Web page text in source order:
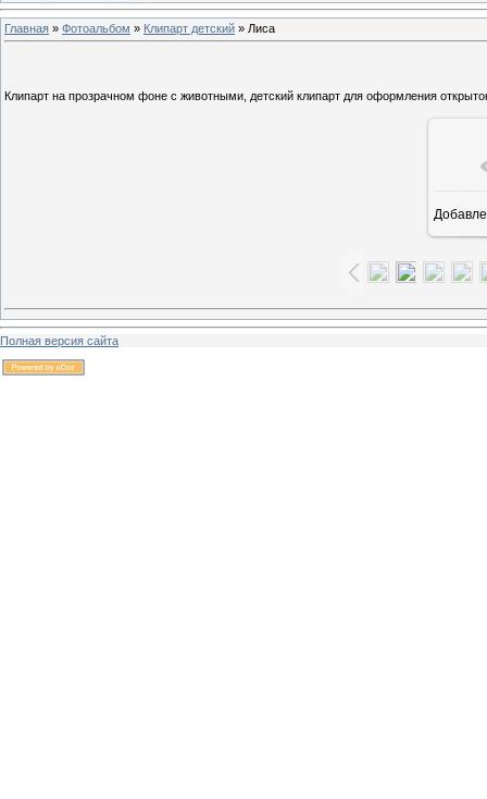
Главная » Фотоальбом » Клипарт детский » Лиса
Клипарт на прозрачном фоне с животными, детский клипарт для оформления
Полная версия сайта